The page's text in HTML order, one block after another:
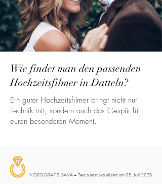
Wie findet man den passenden
Hochzeitsfilmer in Datteln?
Ein guter Hochzeitsfilmer bringt nicht nur
Technik mit, sondern auch das Gespür für
euren besonderen Moment.
VIDEOGRAF S. SAVA – Text zuletzt aktualisiert am 05. Juni 2025